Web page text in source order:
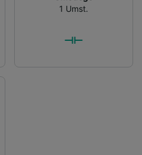
1 Umst.